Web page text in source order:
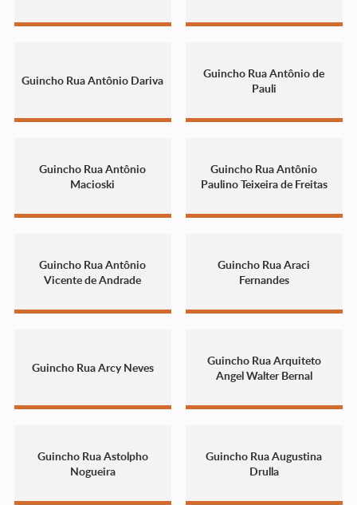
Guincho Rua Antônio Dariva
Guincho Rua Antônio de
Pauli
Guincho Rua Antônio
Macioski
Guincho Rua Antônio
Paulino Teixeira de Freitas
Guincho Rua Antônio
Vicente de Andrade
Guincho Rua Araci
Fernandes
Guincho Rua Arcy Neves
Guincho Rua Arquiteto
Angel Walter Bernal
Guincho Rua Astolpho
Nogueira
Guincho Rua Augustina
Drulla